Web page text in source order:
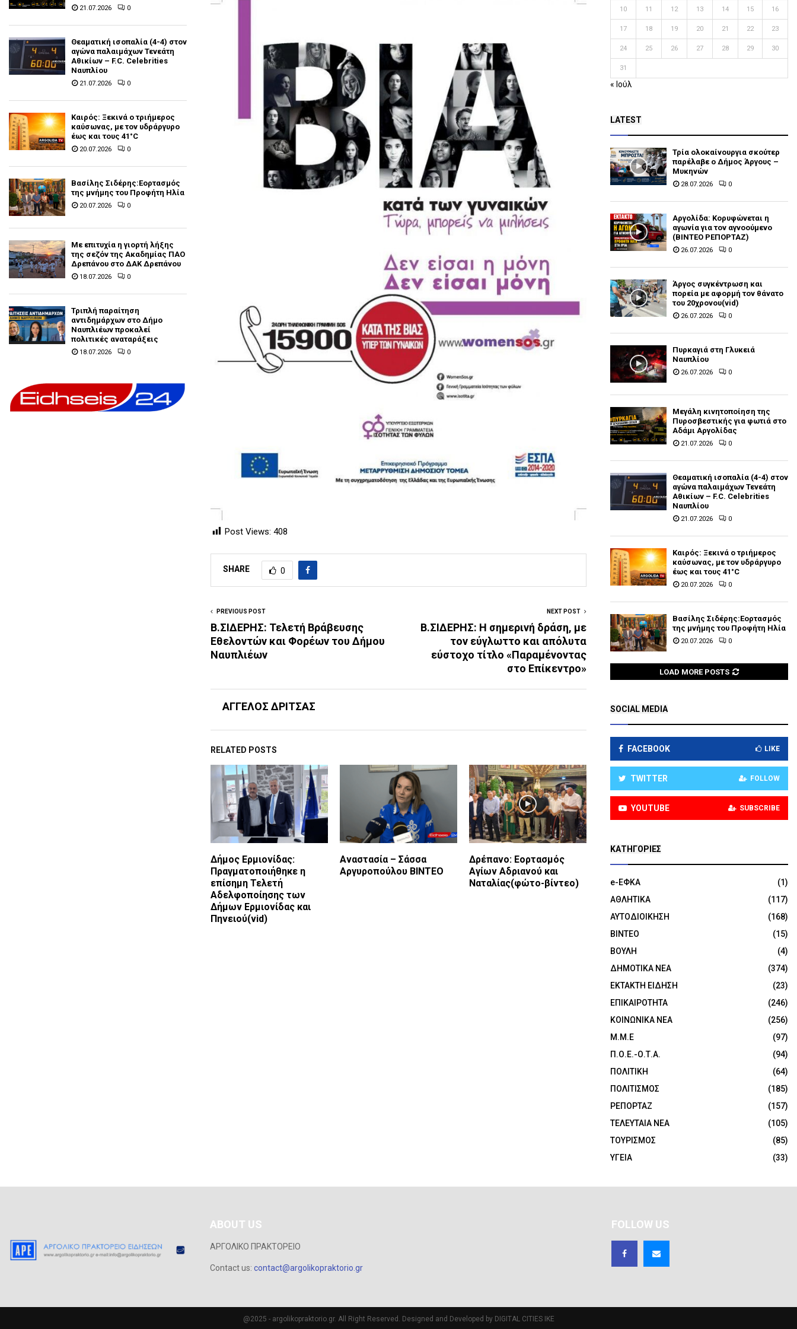
Post Views: 408
SHARE 0
PREVIOUS POST
B.ΣΙΔΕΡΗΣ: Τελετή Βράβευσης
Εθελοντών και Φορέων του Δήμου
Ναυπλιέων
NEXT POST
B.ΣΙΔΕΡΗΣ: Η σημερινή δράση, με
τον εύγλωττο και απόλυτα
εύστοχο τίτλο «Παραμένοντας
στο Επίκεντρο»
ΑΓΓΕΛΟΣ ΔΡΙΤΣΑΣ
RELATED POSTS
Δήμος Ερμιονίδας:
Πραγματοποιήθηκε η
επίσημη Τελετή
Αδελφοποίησης των
Δήμων Ερμιονίδας και
Πηνειού(vid)
Αναστασία – Σάσσα
Αργυροπούλου ΒΙΝΤΕΟ
Δρέπανο: Εορτασμός
Αγίων Αδριανού και
Ναταλίας(φώτο-βίντεο)
21.07.2026 0
Θεαματική ισοπαλία (4-4) στον
αγώνα παλαιμάχων Τενεάτη
Αθικίων – F.C. Celebrities
Ναυπλίου
21.07.2026 0
Καιρός: Ξεκινά ο τριήμερος
καύσωνας, με τον υδράργυρο
έως και τους 41°C
20.07.2026 0
Βασίλης Σιδέρης:Εορτασμός
της μνήμης του Προφήτη Ηλία
20.07.2026 0
Με επιτυχία η γιορτή λήξης
της σεζόν της Ακαδημίας ΠΑΟ
Δρεπάνου στο ΔΑΚ Δρεπάνου
18.07.2026 0
Τριπλή παραίτηση
αντιδημάρχων στο Δήμο
Ναυπλιέων προκαλεί
πολιτικές αναταράξεις
18.07.2026 0
10 11 12 13 14 15 16
17 18 19 20 21 22 23
24 25 26 27 28 29 30
31
« Ιούλ
LATEST
Τρία ολοκαίνουργια σκούτερ
παρέλαβε o Δήμος Άργους –
Μυκηνών
28.07.2026 0
Αργολίδα: Κορυφώνεται η
αγωνία για τον αγνοούμενο
(ΒΙΝΤΕΟ ΡΕΠΟΡΤΑΖ)
26.07.2026 0
Άργος συγκέντρωση και
πορεία με αφορμή τον θάνατο
του 20χρονου(vid)
26.07.2026 0
Πυρκαγιά στη Γλυκειά
Ναυπλίου
26.07.2026 0
Μεγάλη κινητοποίηση της
Πυροσβεστικής για φωτιά στο
Αδάμι Αργολίδας
21.07.2026 0
Θεαματική ισοπαλία (4-4) στον
αγώνα παλαιμάχων Τενεάτη
Αθικίων – F.C. Celebrities
Ναυπλίου
21.07.2026 0
Καιρός: Ξεκινά ο τριήμερος
καύσωνας, με τον υδράργυρο
έως και τους 41°C
20.07.2026 0
Βασίλης Σιδέρης:Εορτασμός
της μνήμης του Προφήτη Ηλία
20.07.2026 0
LOAD MORE POSTS
SOCIAL MEDIA
FACEBOOK LIKE
TWITTER FOLLOW
YOUTUBE SUBSCRIBE
KΑΤΗΓΟΡΊΕΣ
e-ΕΦΚΑ
(1)
ΑΘΛΗΤΙΚΑ
(117)
ΑΥΤΟΔΙΟΙΚΗΣΗ
(168)
ΒΙΝΤΕΟ
(15)
ΒΟΥΛΗ
(4)
ΔΗΜΟΤΙΚΑ ΝΕΑ
(374)
ΕΚΤΑΚΤΗ ΕΙΔΗΣΗ
(23)
ΕΠΙΚΑΙΡΟΤΗΤΑ
(246)
ΚΟΙΝΩΝΙΚΑ ΝΕΑ
(256)
Μ.Μ.Ε
(97)
Π.Ο.Ε.-Ο.Τ.Α.
(94)
ΠΟΛΙΤΙΚΗ
(64)
ΠΟΛΙΤΙΣΜΟΣ
(185)
ΡΕΠΟΡΤΑΖ
(157)
ΤΕΛΕΥΤΑΙΑ ΝΕΑ
(105)
ΤΟΥΡΙΣΜΟΣ
(85)
ΥΓΕΙΑ
(33)
ABOUT US
ΑΡΓΟΛΙΚΟ ΠΡΑΚΤΟΡΕΙΟ
Contact us: contact@argolikopraktorio.gr
FOLLOW US
@2025 - argolikopraktorio.gr. All Right Reserved. Designed and Developed by DIGITAL CITIES IKE